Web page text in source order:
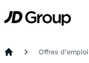
JD
Offres d'emploi